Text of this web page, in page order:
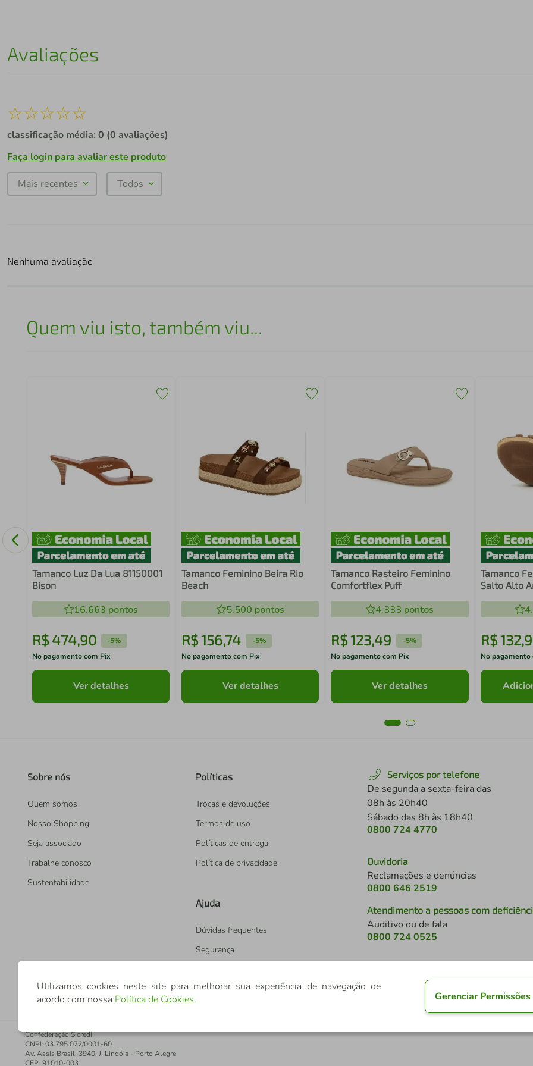
Avaliações
☆☆☆☆☆
classificação média: 0 (0 avaliações)
Faça login para avaliar este produto
Mais recentes Todos
Nenhuma avaliação
Quem viu isto, também viu...
Tamanco Luz Da Lua 81150001
Bison
16.663 pontos
R$ 474,90 -5%
No pagamento com Pix
Ver detalhes
Tamanco Feminino Beira Rio
Beach
5.500 pontos
R$156,74 -5%
No pagamento com Pix
Ver detalhes
Tamanco Rasteiro Feminino
Comfortflex Puff
4.333 pontos
R$123,49 -5%
No pagamento com Pix
Ver detalhes
Tamanco
Salto Alto
R$132,
No pagamento
Sobre nós
Quem somos
Nosso Shopping
Seja associado
Trabalhe conosco
Sustentabilidade
Políticas
Trocas e devoluções
Termos de uso
Políticas de entrega
Política de privacidade
Ajuda
Dúvidas frequentes
Segurança
Serviços por telefone
De segunda a sexta-feira das
08h às 20h40
Sábado das 8h às 18h40
0800 724 4770
Ouvidoria
Reclamações e denúncias
0800 646 2519
Atendimento a pessoas com
Auditivo ou de fala
0800 724 0525
Confederação Sicredi
CNPJ: 03.795.072/0001-60
Av. Assis Brasil, 3940, J. Lindóia - Porto Alegre
CEP: 91010-003
Utilizamos cookies neste site para melhorar sua experiência de navegação de
acordo com nossa Política de Cookies. Gerenciar